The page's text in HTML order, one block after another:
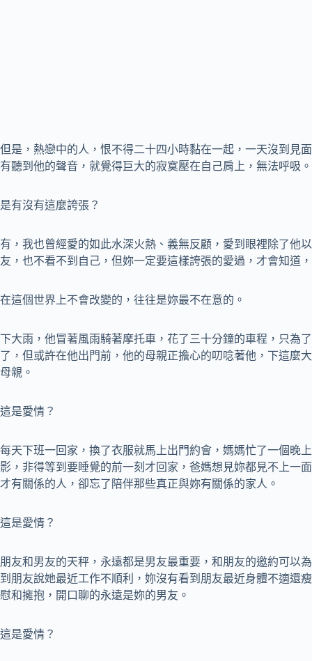
但是，熱戀中的人，恨不得二十四小時黏在一起，一天沒到見
有聽到他的聲音，就覺得巨大的寂寞壓在自己肩上，無法呼吸。
是有沒有這麼誇張？
有，我也曾經愛的如此水深火熱、義無反顧，愛到眼裡除了他
友，也不看不到自己，但妳一定要這樣誇張的愛過，才會知道
在這個世界上不會改變的，往往是妳最不在意的。
下大雨，他冒著風雨騎著摩托車，花了三十分鐘的車程，只為
了，但或許在他出門前，他的母親正擔心的叨唸著他，下這麼
母親。
這是愛情？
每天下班一回家，換了衣服就馬上出門約會，媽媽忙了一個晚
影，非得等到要睡覺的前一刻才回家，爸媽想見妳都見不上一
才有關係的人，卻忘了陪伴那些真正與妳有關係的家人。
這是愛情？
朋友和男友的天秤，永遠都是男友最重要，和朋友的邀約可以
到朋友說她最近工作不順利，妳沒有看到朋友最近身體不適還
慰和擁抱，開口聊的永遠是妳的男友。
這是愛情？